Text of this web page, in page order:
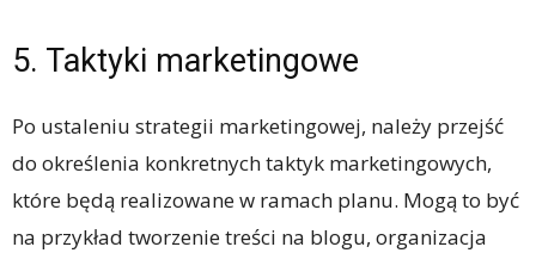
5. Taktyki marketingowe
Po ustaleniu strategii marketingowej, należy przejść
do określenia konkretnych taktyk marketingowych,
które będą realizowane w ramach planu. Mogą to być
na przykład tworzenie treści na blogu, organizacja